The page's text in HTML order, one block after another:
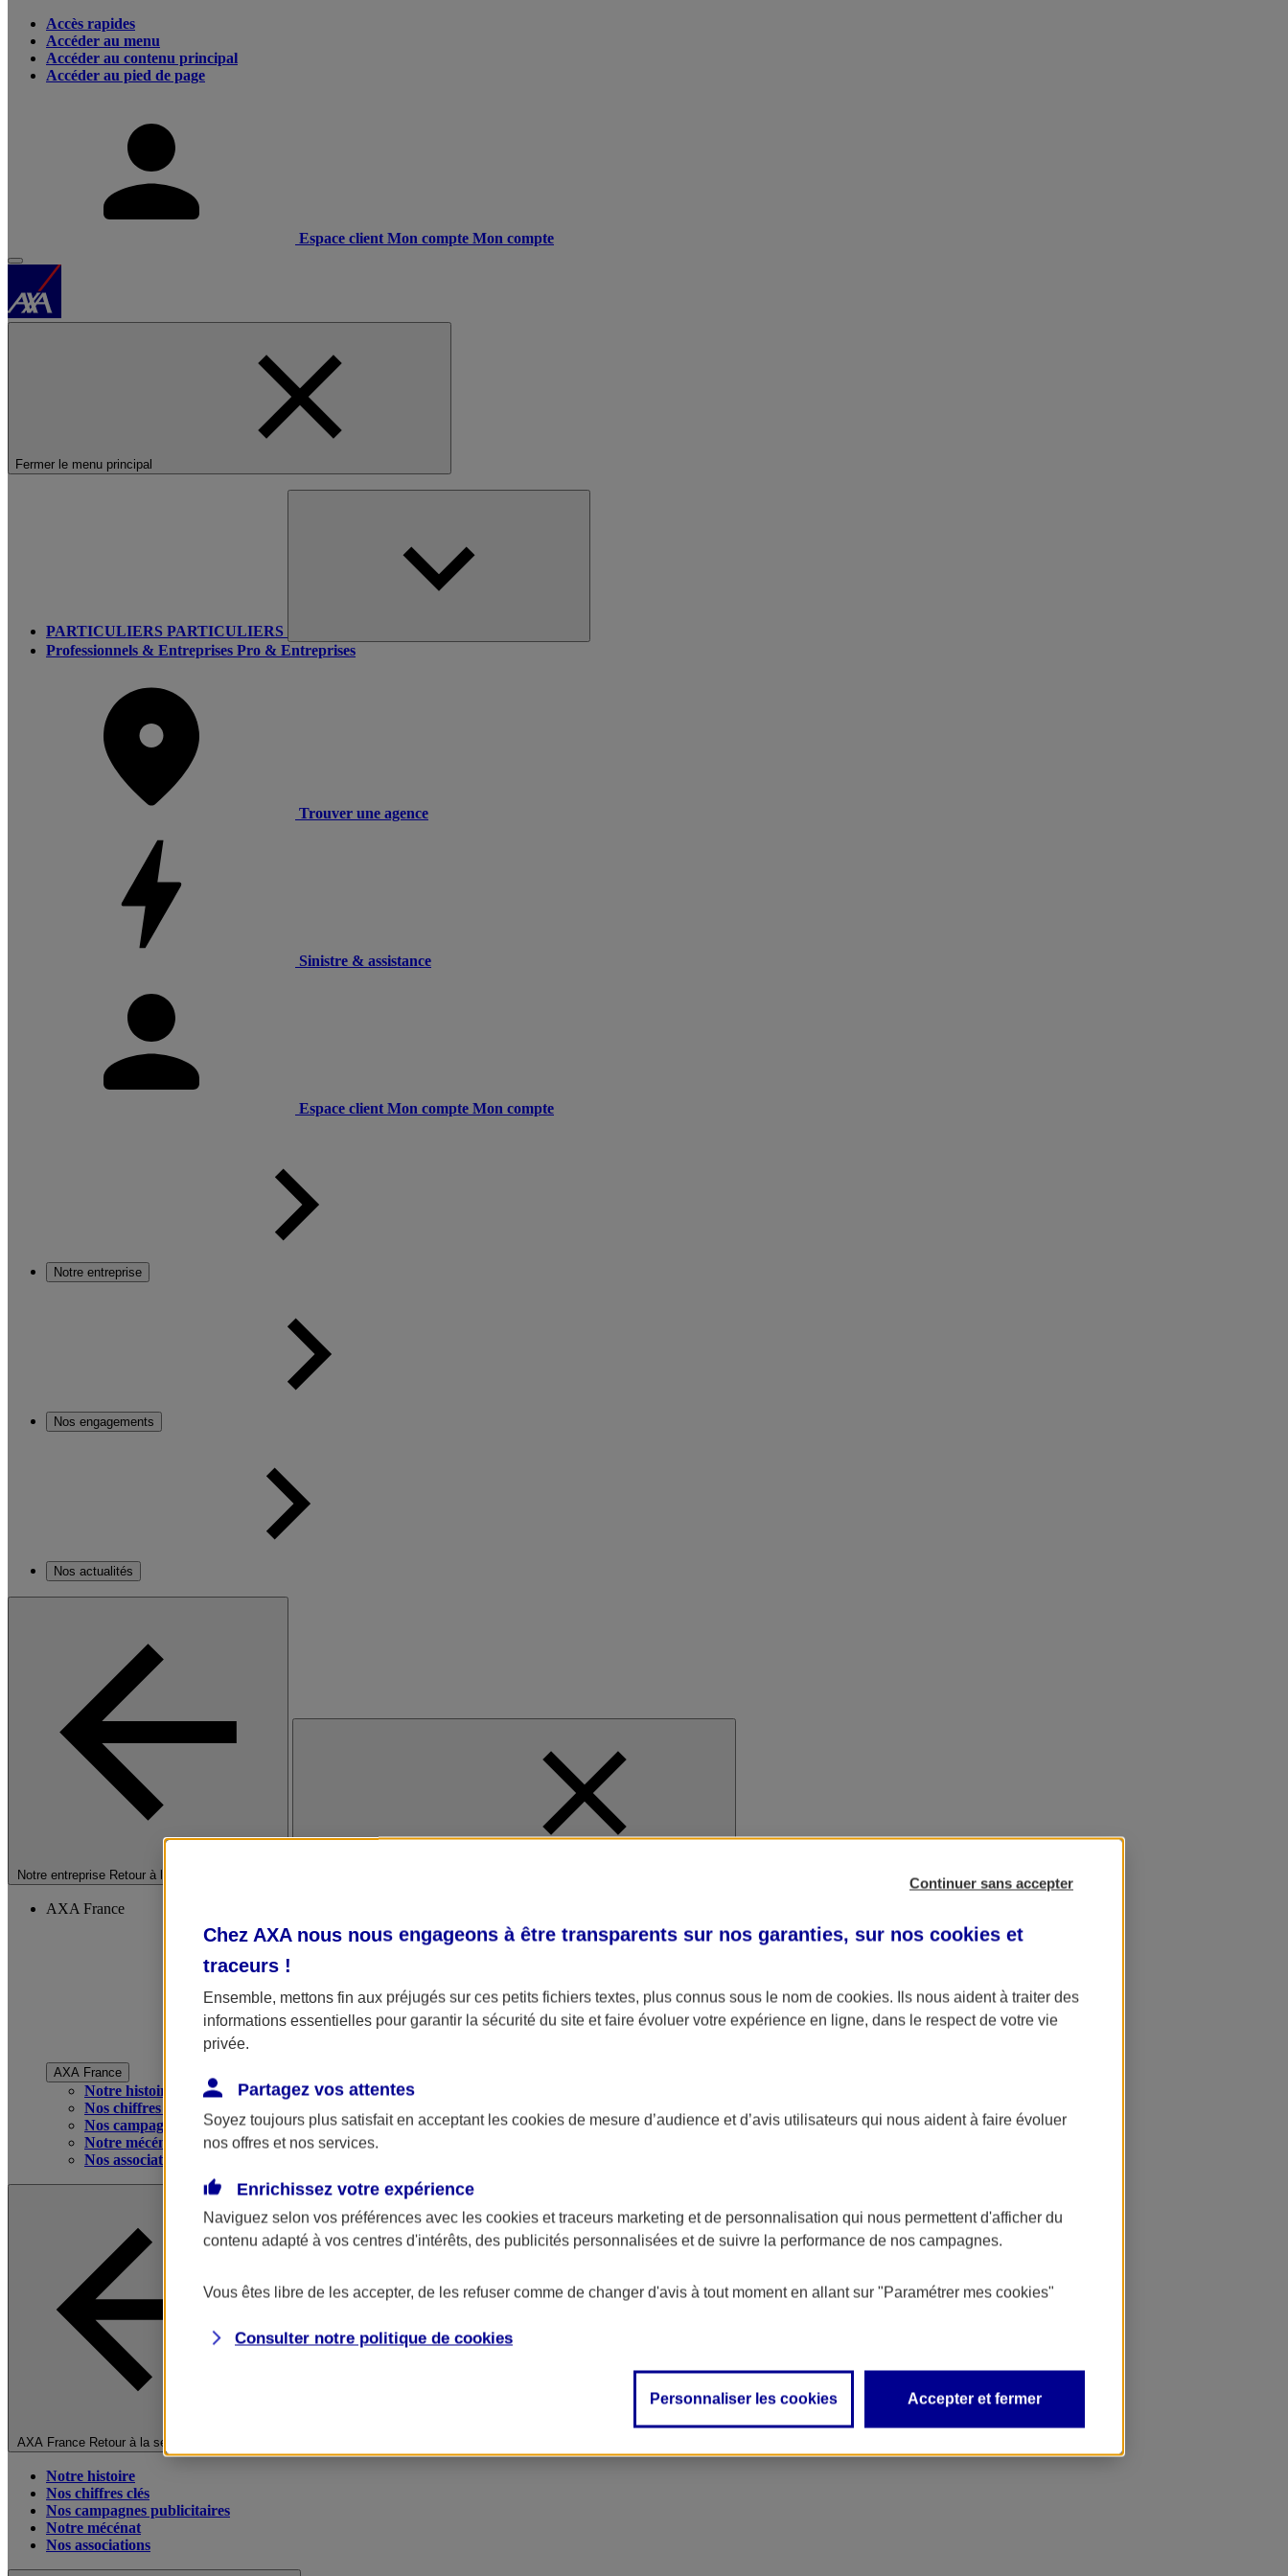
Accès rapides
Accéder au menu
Accéder au contenu principal
Accéder au pied de page
Espace client Mon compte Mon compte
Fermer le menu principal
PARTICULIERS PARTICULIERS
Professionnels & Entreprises Pro & Entreprises
Trouver une agence
Sinistre & assistance
Espace client Mon compte Mon compte
Notre entreprise
Nos engagements
Nos actualités
Notre entreprise Retour à la section précédente
AXA France
AXA France
Notre histoire
Nos chiffres clés
Nos campagnes publicitaires
Notre mécénat
Nos associations
AXA France Retour à la section précédente
Notre histoire
Nos chiffres clés
Nos campagnes publicitaires
Notre mécénat
Nos associations
Continuer sans accepter
Chez AXA nous nous engageons à être transparents sur nos garanties, sur nos cookies et
traceurs !
Ensemble, mettons fin aux préjugés sur ces petits fichiers textes, plus connus sous le nom de cookies. Ils nous aident à traiter des
informations essentielles pour garantir la sécurité du site et faire évoluer votre expérience en ligne, dans le respect de votre vie
privée.
Partagez vos attentes
Soyez toujours plus satisfait en acceptant les cookies de mesure d’audience et d’avis utilisateurs qui nous aident à faire évoluer
nos offres et nos services.
Enrichissez votre expérience
Naviguez selon vos préférences avec les cookies et traceurs marketing et de personnalisation qui nous permettent d'afficher du
contenu adapté à vos centres d'intérêts, des publicités personnalisées et de suivre la performance de nos campagnes.
Vous êtes libre de les accepter, de les refuser comme de changer d'avis à tout moment en allant sur "Paramétrer mes cookies"
Consulter notre politique de cookies
Personnaliser les cookies Accepter et fermer